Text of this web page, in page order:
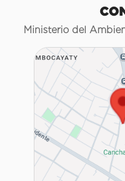
Ministerio del